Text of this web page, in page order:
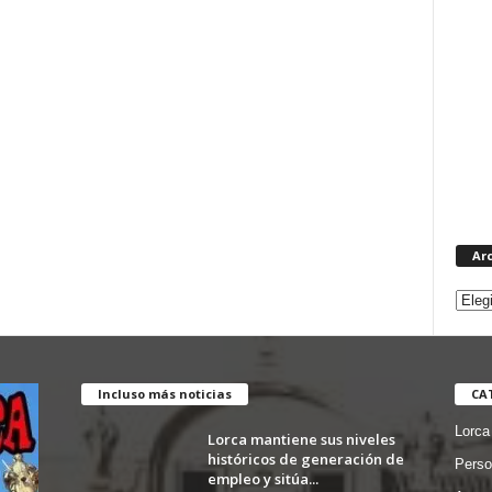
Incluso más noticias
Lorca mantiene sus niveles
históricos de generación de
empleo y sitúa...
Lorca